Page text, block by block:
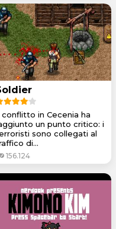
conflitto in Cecenia ha
un punto critico: i
sono collegati al
di...
156.124